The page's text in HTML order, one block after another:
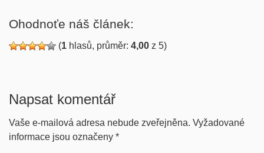
Ohodnoťe náš článek:
(1 hlasů, průměr: 4,00 z 5)
Napsat komentář
Vaše e-mailová adresa nebude zveřejněna. Vyžadované
informace jsou označeny *